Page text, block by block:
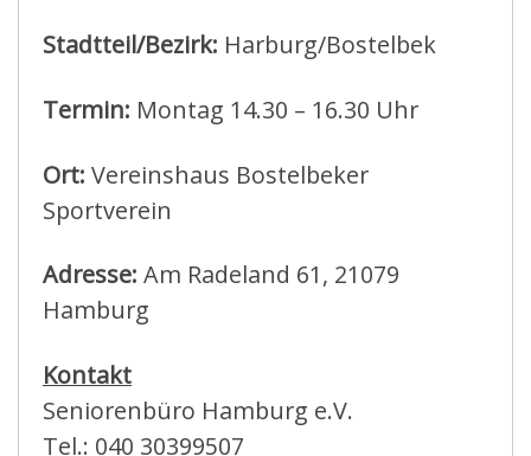
Stadtteil/Bezirk: Harburg/Bostelbek
Termin: Montag 14.30 – 16.30 Uhr
Ort: Vereinshaus Bostelbeker
Sportverein
Adresse: Am Radeland 61, 21079
Hamburg
Kontakt
Seniorenbüro Hamburg e.V.
Tel.: 040 30399507